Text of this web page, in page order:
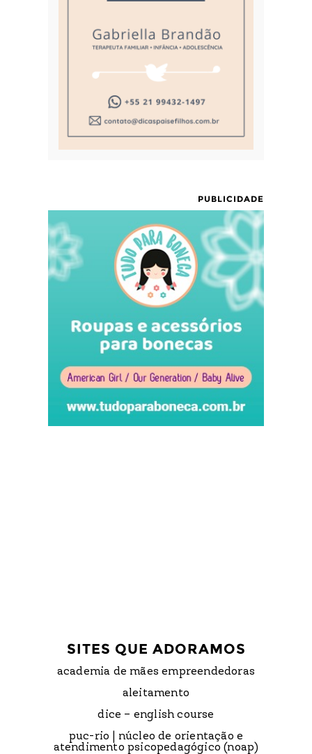
PUBLICIDADE
SITES QUE ADORAMOS
academia de mães empreendedoras
aleitamento
dice – english course
puc-rio | núcleo de orientação e
atendimento psicopedagógico (noap)